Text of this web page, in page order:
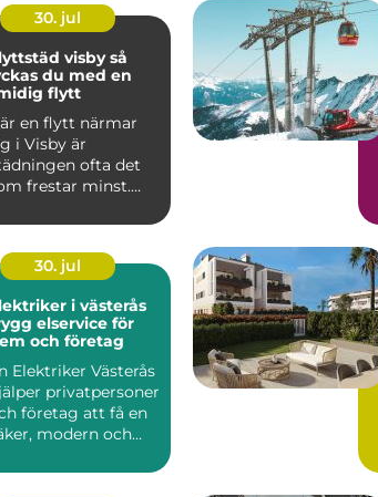
30. jul
visby så
du med en
flytt
en flytt närmar
i Visby är
ofta det
frestar minst.
30. jul
i västerås
elservice för
och företag
Elektriker Västerås
privatpersoner
företag att få en
modern och